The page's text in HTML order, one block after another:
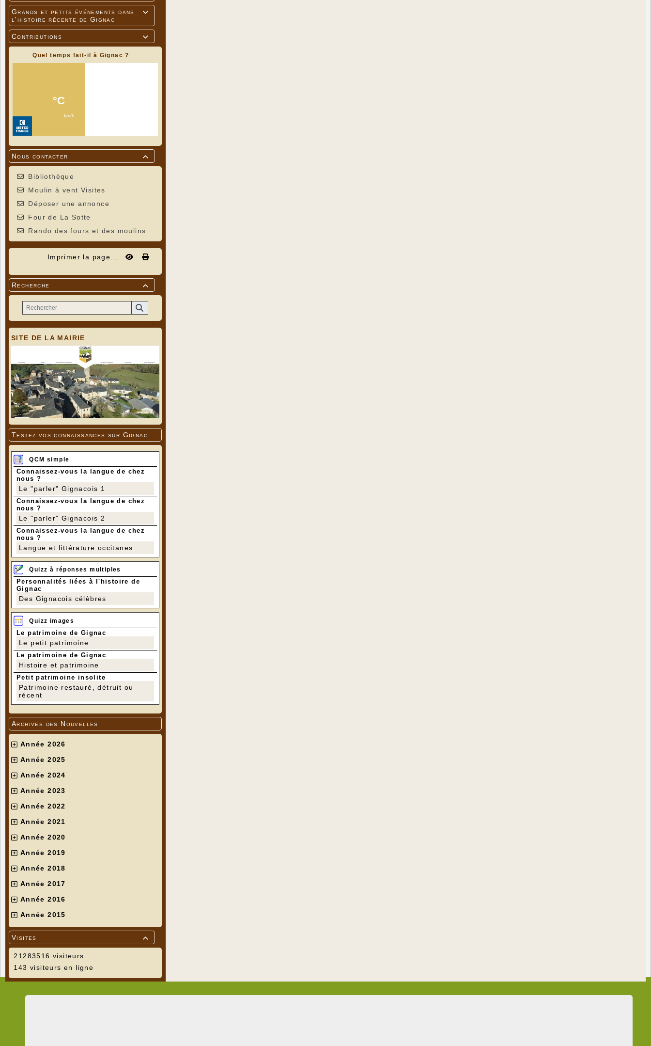

Grands et petits événements dans
l'histoire récente de Gignac

Contributions
Quel temps fait-il à Gignac ?

Nous contacter
Bibliothèque
Moulin à vent Visites
Déposer une annonce
Four de La Sotte
Rando des fours et des moulins
Imprimer la page...

Recherche
SITE DE LA MAIRIE
Testez vos connaissances sur Gignac
QCM simple
Connaissez-vous la langue de chez
nous ?
Le "parler" Gignacois 1
Connaissez-vous la langue de chez
nous ?
Le "parler" Gignacois 2
Connaissez-vous la langue de chez
nous ?
Langue et littérature occitanes
Quizz à réponses multiples
Personnalités liées à l'histoire de
Gignac
Des Gignacois célèbres
Quizz images
Le patrimoine de Gignac
Le petit patrimoine
Le patrimoine de Gignac
Histoire et patrimoine
Petit patrimoine insolite
Patrimoine restauré, détruit ou
récent
Archives des Nouvelles
Année 2026
Année 2025
Année 2024
Année 2023
Année 2022
Année 2021
Année 2020
Année 2019
Année 2018
Année 2017
Année 2016
Année 2015

Visites
21283516 visiteurs
143 visiteurs en ligne